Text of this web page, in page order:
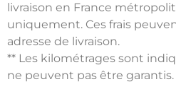
livraison en France
uniquement. Ces frais
adresse de livraison.
** Les kilométrages sont
ne peuvent pas être garantis.